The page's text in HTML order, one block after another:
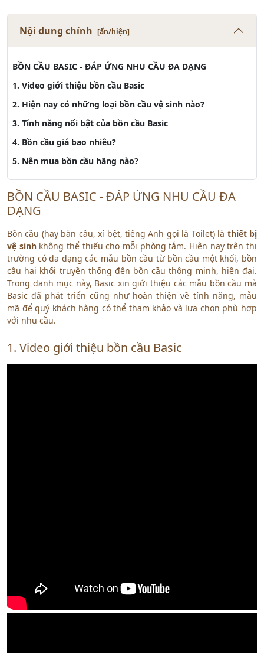
Nội dung chính [ẩn/hiện]
BỒN CẦU BASIC - ĐÁP ỨNG NHU CẦU ĐA DẠNG
1. Video giới thiệu bồn cầu Basic
2. Hiện nay có những loại bồn cầu vệ sinh nào?
3. Tính năng nổi bật của bồn cầu Basic
4. Bồn cầu giá bao nhiêu?
5. Nên mua bồn cầu hãng nào?
BỒN CẦU BASIC - ĐÁP ỨNG NHU CẦU ĐA
DẠNG
Bồn cầu (hay bàn cầu, xí bệt, tiếng Anh gọi là Toilet) là thiết bị
vệ sinhkhông thể thiếu cho mỗi phòng tắm. Hiện nay trên thị
trường có đa dạng các mẫu bồn cầu từ bồn cầu một khối, bồn
cầu hai khối truyền thống đến bồn cầu thông minh, hiện đại.
Trong danh mục này, Basic xin giới thiệu các mẫu bồn cầu mà
Basic đã phát triển cũng như hoàn thiện về tính năng, mẫu
mã để quý khách hàng có thể tham khảo và lựa chọn phù hợp
với nhu cầu.
1. Video giới thiệu bồn cầu Basic